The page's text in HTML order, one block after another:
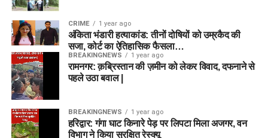
CRIME 1 year ago
अंकिता भंडारी हत्याकांड: तीनों दोषियों को उम्रकैद की
सजा, कोर्ट का ऐतिहासिक फैसला…
BREAKINGNEWS 1 year ago
रामनगर: क़ब्रिस्तान की ज़मीन को लेकर विवाद, दफनाने से
पहले उठा बवाल |
BREAKINGNEWS 1 year ago
हरिद्वार: गंगा घाट किनारे पेड़ पर लिपटा मिला अजगर, वन
विभाग ने किया सुरक्षित रेस्क्यू